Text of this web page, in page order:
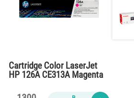
Cartridge Color LaserJet
HP 126A CE313A Magenta
(1000 pages)